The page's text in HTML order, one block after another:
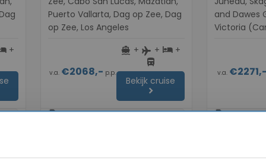
+
Puerto Vallarta, Dag op Zee, Dag
op Zee, Los Angeles
v.a.€2068,- p.p.
directions_boat + flight + hotel +
directions_bus
Bekijk cruise
chevron_right
sell Volpension - Hoge kortingen
and Dawes
Victoria
v.a. €2271,-
sell